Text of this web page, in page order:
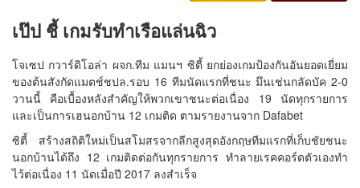
เป๊ป ชี้ เกมรับทำเรือแล่นฉิว
โจเซป กวาร์ดิโอล่า ผจก.ทีม แมนฯ ซิตี้ ยกย่องเกมป้องกันอันยอดเยี่ยม
ของต้นสังกัดแมตช์ชปล.รอบ 16 ทีมนัดแรกที่ชนะ มึนเช่นกลัดบัค 2-0
วานนี้ คือเบื้องหลังสำคัญให้พวกเขาชนะต่อเนื่อง 19 นัดทุกรายการ
และเป็นการเฮนอกบ้าน 12 เกมติด ตามรายงานจาก Dafabet
ซิตี้ สร้างสถิติใหม่เป็นสโมสรจากลีกสูงสุดอังกฤษทีมแรกที่เก็บชัยชนะ
นอกบ้านได้ถึง 12 เกมติดต่อกันทุกรายการ ทำลายเรคคอร์ดตัวเองทำ
ไว้ต่อเนื่อง 11 นัดเมื่อปี 2017 ลงสำเร็จ